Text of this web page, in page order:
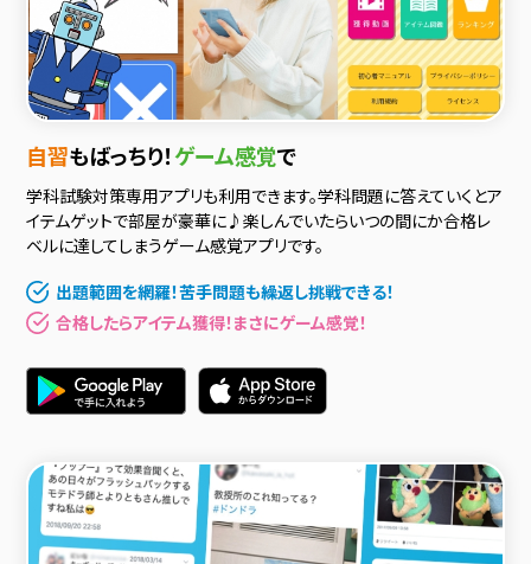
自習もばっちり！ゲーム感覚で
学科試験対策専用アプリも利用できます。学科問題に答えていくとア
イテムゲットで部屋が豪華に♪楽しんでいたらいつの間にか合格レ
ベルに達してしまうゲーム感覚アプリです。
出題範囲を網羅！苦手問題も繰返し挑戦できる！
合格したらアイテム獲得！まさにゲーム感覚！